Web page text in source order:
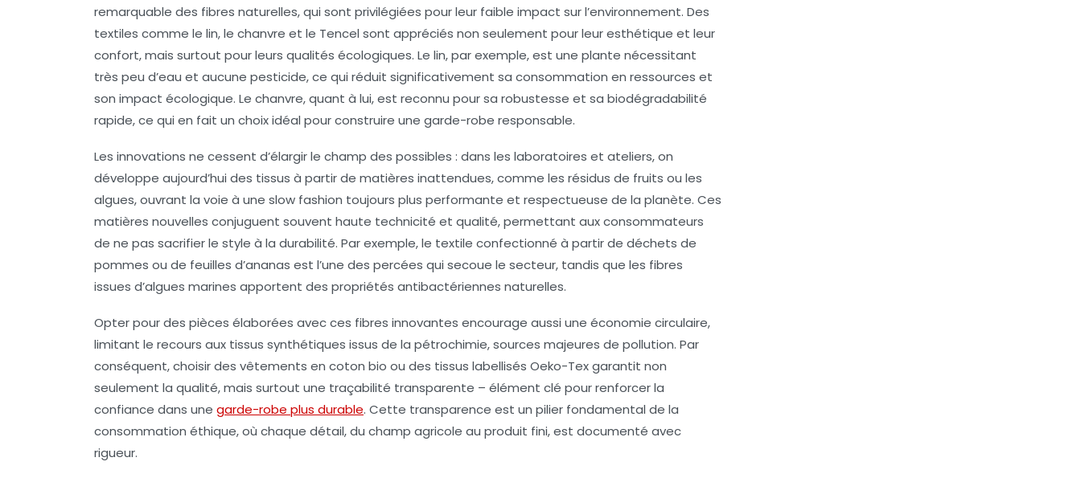
remarquable des fibres naturelles, qui sont privilégiées pour leur faible impact sur l’environnement. Des
textiles comme le lin, le chanvre et le Tencel sont appréciés non seulement pour leur esthétique et leur
confort, mais surtout pour leurs qualités écologiques. Le lin, par exemple, est une plante nécessitant
très peu d’eau et aucune pesticide, ce qui réduit significativement sa consommation en ressources et
son impact écologique. Le chanvre, quant à lui, est reconnu pour sa robustesse et sa biodégradabilité
rapide, ce qui en fait un choix idéal pour construire une garde-robe responsable.
Les innovations ne cessent d’élargir le champ des possibles : dans les laboratoires et ateliers, on
développe aujourd’hui des tissus à partir de matières inattendues, comme les résidus de fruits ou les
algues, ouvrant la voie à une slow fashion toujours plus performante et respectueuse de la planète. Ces
matières nouvelles conjuguent souvent haute technicité et qualité, permettant aux consommateurs
de ne pas sacrifier le style à la durabilité. Par exemple, le textile confectionné à partir de déchets de
pommes ou de feuilles d’ananas est l’une des percées qui secoue le secteur, tandis que les fibres
issues d’algues marines apportent des propriétés antibactériennes naturelles.
Opter pour des pièces élaborées avec ces fibres innovantes encourage aussi une économie circulaire,
limitant le recours aux tissus synthétiques issus de la pétrochimie, sources majeures de pollution. Par
conséquent, choisir des vêtements en coton bio ou des tissus labellisés Oeko-Tex garantit non
seulement la qualité, mais surtout une traçabilité transparente – élément clé pour renforcer la
confiance dans une garde-robe plus durable. Cette transparence est un pilier fondamental de la
consommation éthique, où chaque détail, du champ agricole au produit fini, est documenté avec
rigueur.